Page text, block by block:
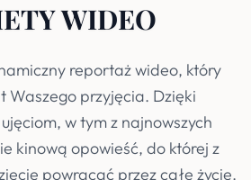
WIDEO
reportaż wideo, który
Waszego przyjęcia. Dzięki
w tym z najnowszych
kinową opowieść, do której z
powracać przez całe życie.